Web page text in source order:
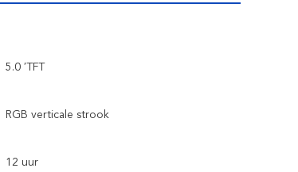
5.0 ′TFT
RGB verticale strook
12 uur